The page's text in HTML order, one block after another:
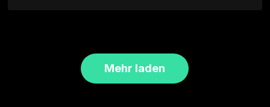
Mehr laden